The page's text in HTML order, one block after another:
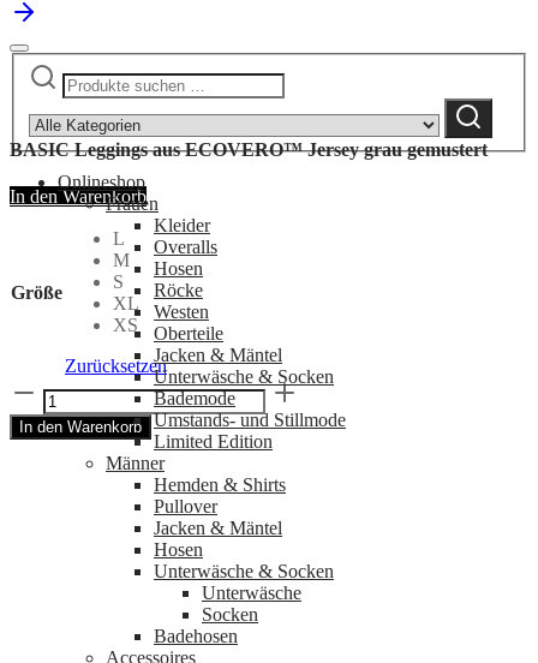
BASIC Leggings aus ECOVERO™ Jersey grau gemustert
In den Warenkorb
Größe
L
M
S
XL
XS
Zurücksetzen
BASIC
Leggings
aus
ECOVERO™
Jersey
In den Warenkorb
Suchen
nach:
category:
Suchen
Onlineshop
Frauen
Kleider
Overalls
Hosen
Röcke
Westen
Oberteile
Jacken & Mäntel
Unterwäsche & Socken
Bademode
Umstands- und Stillmode
Limited Edition
Männer
Hemden & Shirts
Pullover
Jacken & Mäntel
Hosen
Unterwäsche & Socken
Unterwäsche
Socken
Badehosen
Accessoires